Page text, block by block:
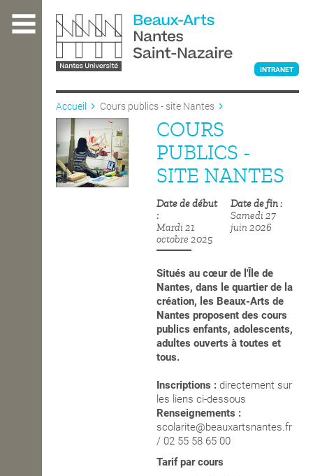
contenu
L'ÉCOLE
ENSEIGNEMENT
INTRANET
Accueil Cours publics - site Nantes
COURS
PUBLICS -
SITE NANTES
Date de début
Mardi 21
octobre 2025
Date de fin
Samedi 27
juin 2026
Situés aucœur de l'Île de
Nantes, dans le quartier de la
création, les Beaux-Arts de
Nantes proposent des cours
publics enfants, adolescents,
adultes ouverts à toutes et
tous.
Inscriptions :directement sur
les liens ci-dessous
Renseignements :
scolarite@beauxartsnantes.fr
/ 02 55 58 65 00
Tarif par cours